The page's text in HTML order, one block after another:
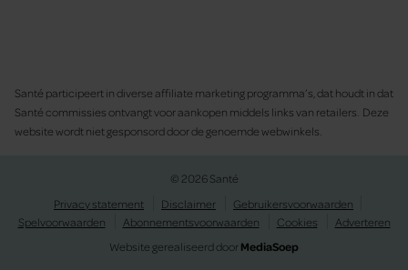
Santé participeert in diverse affiliate marketing programma’s, dat houdt in dat
Santé commissies ontvangt voor aankopen middels links van retailers. Deze
website wordt niet gesponsord door de genoemde webwinkels.
© 2026 Santé
Privacy statement
Disclaimer
Gebruikersvoorwaarden
Spelvoorwaarden
Abonnementsvoorwaarden Cookies
Adverteren
Website gerealiseerd doorMediaSoep